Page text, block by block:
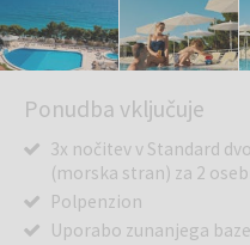
Ponudba vključuje
3x nočitev v Standard
(morska stran) za 2
Polpenzion
Uporabo zunanjega